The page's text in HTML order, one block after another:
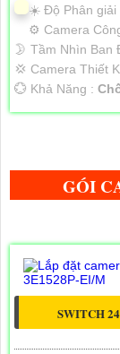
☀️ Độ Phân giải
⚙ Camera
🌛 Tầm Nhìn Ban
💢 Camera Thiết
️💮 Khả Năng :
GÓI
SWITCH